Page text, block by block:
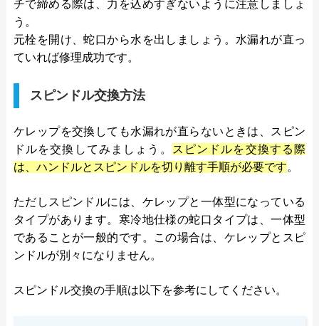
チで締める際は、力を込めすぎないように注意しましょ
う。
元栓を開け、蛇口から水を出しましょう。水漏れが直っ
ていれば修理成功です。
スピンドル交換方法
ケレップを交換しても水漏れが直らないときは、スピン
ドルを交換してみましょう。
スピンドルを交換する際
は、ハンドルとスピンドルを切り離す手順が必要です。
ただしスピンドルには、ケレップと一体型になっている
タイプがあります。寒冷地仕様の蛇口タイプは、一体型
であることが一般的です。この場合は、ケレップとスピ
ンドルが別々になりません。
スピンドル交換の手順は以下を参考にしてください。